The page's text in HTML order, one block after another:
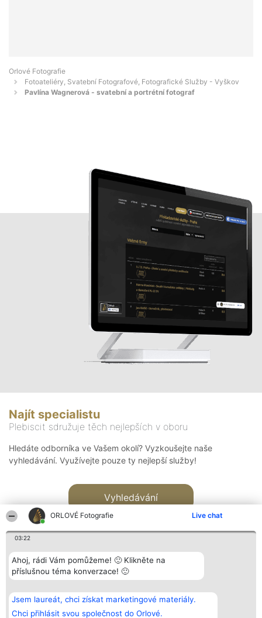
ORLOVÉ Fotografie Live chat
03:22
Ahoj, rádi Vám pomůžeme! 🙂 Klikněte na
příslušnou téma konverzace! 🙂
Jsem laureát, chci získat marketingové materiály.
Chci přihlásit svou společnost do Orlové.
Orlové Fotografie
Fotoateliéry, Svatební Fotografové, Fotografické Služby - Vyškov
Pavlína Wagnerová - svatební a portrétní fotograf
Najít specialistu
Plebiscit sdružuje těch nejlepších v oboru
Hledáte odborníka ve Vašem okolí? Vyzkoušejte naše
vyhledávání. Využívejte pouze ty nejlepší služby!
Vyhledávání
Bright Side Solutions sp. z o.
o. sp. k.
ul. Ruska 22
Vítězové
Seznam všech
laureátů
Kontakt